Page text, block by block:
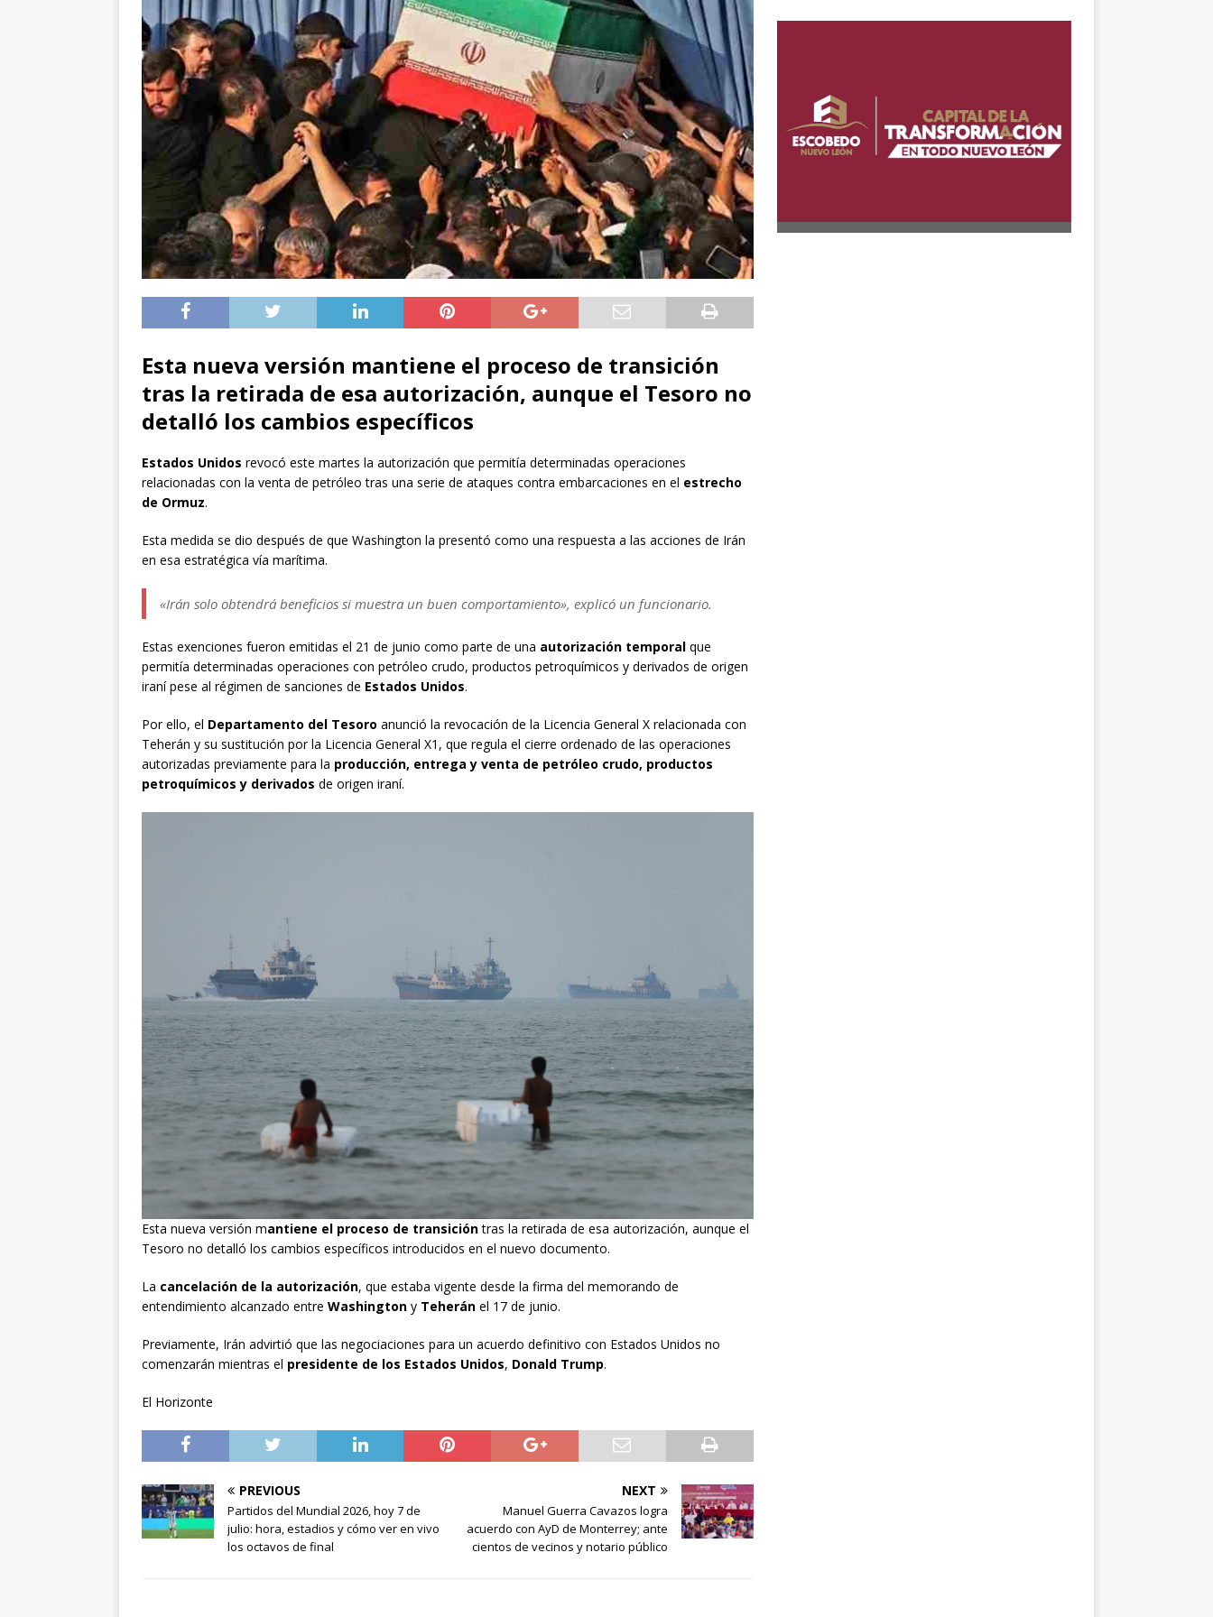
Esta nueva versión mantiene el proceso de transición
tras la retirada de esa autorización, aunque el Tesoro no
detalló los cambios específicos
Estados Unidos revocó este martes la autorización que permitía determinadas operaciones
relacionadas con la venta de petróleo tras una serie de ataques contra embarcaciones en el estrecho
de Ormuz.
Esta medida se dio después de que Washington la presentó como una respuesta a las acciones de Irán
en esa estratégica vía marítima.
«Irán solo obtendrá beneficios si muestra un buen comportamiento», explicó un funcionario.
Estas exenciones fueron emitidas el 21 de junio como parte de una autorización temporal que
permitía determinadas operaciones con petróleo crudo, productos petroquímicos y derivados de origen
iraní pese al régimen de sanciones de Estados Unidos.
Por ello, el Departamento del Tesoro anunció la revocación de la Licencia General X relacionada con
Teherán y su sustitución por la Licencia General X1, que regula el cierre ordenado de las operaciones
autorizadas previamente para la producción, entrega y venta de petróleo crudo, productos
petroquímicos y derivados de origen iraní.
Esta nueva versión mantiene el proceso de transicióntras la retirada de esa autorización, aunque el
Tesoro no detalló los cambios específicos introducidos en el nuevo documento.
La cancelación de la autorización, que estaba vigente desde la firma del memorando de
entendimiento alcanzado entre Washington y Teherán el 17 de junio.
Previamente, Irán advirtió que las negociaciones para un acuerdo definitivo con Estados Unidos no
comenzarán mientras el presidente de los Estados Unidos, Donald Trump.
El Horizonte
PREVIOUS
Partidos del Mundial 2026, hoy 7 de
julio: hora, estadios y cómo ver en vivo
los octavos de final
NEXT
Manuel Guerra Cavazos logra
acuerdo con AyD de Monterrey; ante
cientos de vecinos y notario público